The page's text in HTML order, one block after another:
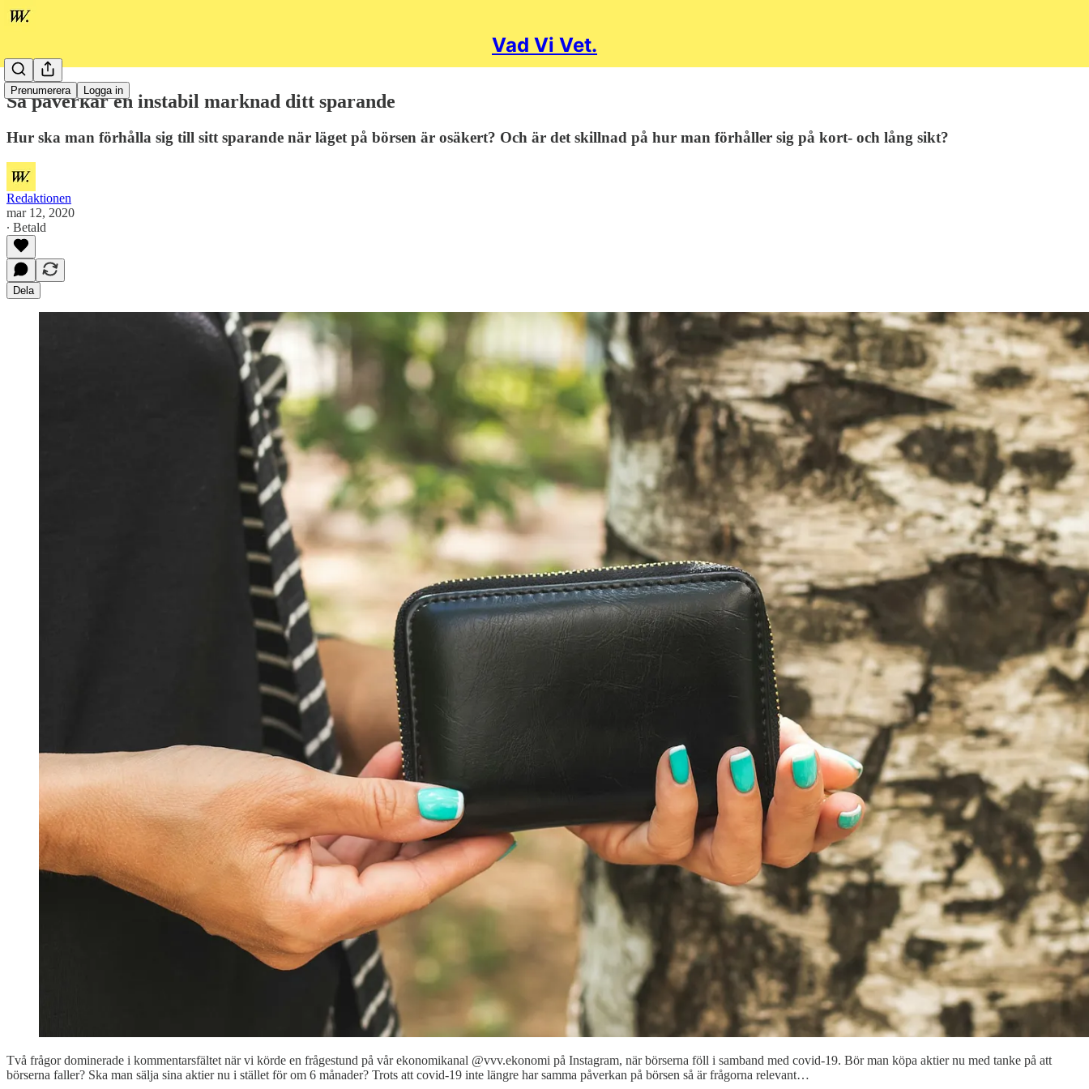
Vad Vi Vet.
Prenumerera Logga in
Så påverkar en instabil marknad ditt sparande
Hur ska man förhålla sig till sitt sparande när läget på börsen är osäkert? Och är det skillnad på hur man förhåller sig på kort- och lång sikt?⁠
Redaktionen
mar 12, 2020
∙ Betald
Dela
Två frågor dominerade i kommentarsfältet när vi körde en frågestund på vår ekonomikanal @vvv.ekonomi på Instagram, när börserna föll i samband med covid-19. Bör man köpa aktier nu med tanke på att
börserna faller? ⁠Ska man sälja sina aktier nu i stället för om 6 månader? Trots att covid-19 inte längre har samma påverkan på börsen så är frågorna relevant…